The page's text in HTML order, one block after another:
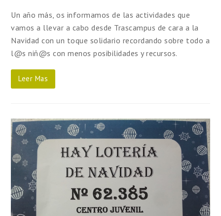
Un año más, os informamos de las actividades que
vamos a llevar a cabo desde Trascampus de cara a la
Navidad con un toque solidario recordando sobre todo a
l@s niñ@s con menos posibilidades y recursos.
Leer Mas